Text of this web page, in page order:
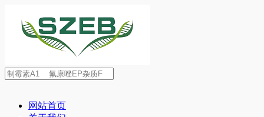
网站首页